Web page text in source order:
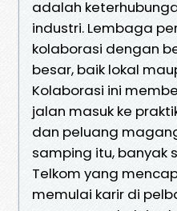
adalah
industri. Lembaga
kolaborasi dengan
besar, baik lokal
Kolaborasi ini
jalan masuk ke
dan peluang
samping itu, banyak
Telkom yang
memulai karir di